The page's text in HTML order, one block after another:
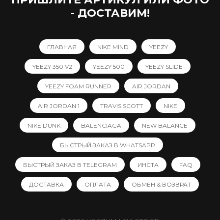
- ДОСТАВИМ!
ГЛАВНАЯ NIKE MIND YEEZY
YEEZY 350 V2 YEEZY 500 YEEZY SLIDE
YEEZY FOAM RUNNER AIR JORDAN
AIR JORDAN 1 TRAVIS SCOTT NIKE
NIKE DUNK BALENCIAGA NEW BALANCE
БЫСТРЫЙ ЗАКАЗ В WHATSAPP
БЫСТРЫЙ ЗАКАЗ В TELEGRAM ИНСТА FAQ
ДОСТАВКА ОПЛАТА ОБМЕН & ВОЗВРАТ